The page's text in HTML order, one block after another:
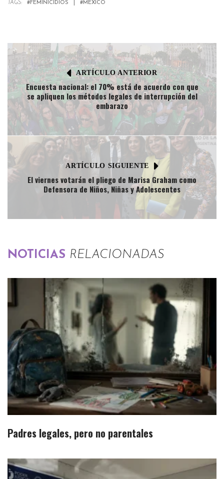
TAGS: #FEMINICIDIOS #MEXICO
ARTÍCULO ANTERIOR
Encuesta nacional: el 70% está de acuerdo con que
se apliquen los métodos legales de interrupción del
embarazo
ARTÍCULO SIGUIENTE
El viernes votarán el pliego de Marisa Graham como
Defensora de Niños, Niñas y Adolescentes
NOTICIAS RELACIONADAS
Padres legales, pero no parentales